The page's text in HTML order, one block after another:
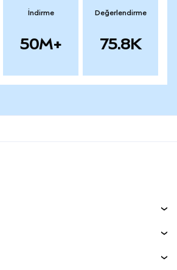
İndirme
50M+
Değerlendirme
75.8K